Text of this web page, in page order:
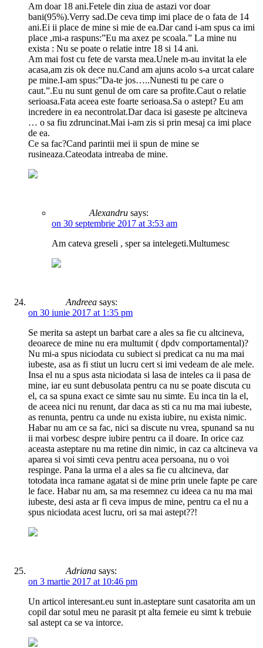
Am doar 18 ani.Fetele din ziua de astazi vor doar
bani(95%).Verry sad.De ceva timp imi place de o fata de 14
ani.Ei ii place de mine si mie de ea.Dar cand i-am spus ca imi
place ,mi-a raspuns:”Eu ma axez pe scoala.” La mine nu
exista : Nu se poate o relatie intre 18 si 14 ani.
Am mai fost cu fete de varsta mea.Unele m-au invitat la ele
acasa,am zis ok dece nu.Cand am ajuns acolo s-a urcat calare
pe mine.I-am spus:”Da-te jos…..Nunesti tu pe care o
caut.”.Eu nu sunt genul de om care sa profite.Caut o relatie
serioasa.Fata aceea este foarte serioasa.Sa o astept? Eu am
incredere in ea necontrolat.Dar daca isi gaseste pe altcineva
… o sa fiu zdruncinat.Mai i-am zis si prin mesaj ca imi place
de ea.
Ce sa fac?Cand parintii mei ii spun de mine se
rusineaza.Cateodata intreaba de mine.
Alexandru says:
on 30 septembrie 2017 at 3:53 am
Am cateva greseli , sper sa intelegeti.Multumesc
Andreea says:
on 30 iunie 2017 at 1:35 pm
Se merita sa astept un barbat care a ales sa fie cu altcineva,
deoarece de mine nu era multumit ( dpdv comportamental)?
Nu mi-a spus niciodata cu subiect si predicat ca nu ma mai
iubeste, asa as fi stiut un lucru cert si imi vedeam de ale mele.
Insa el nu a spus asta niciodata si lasa de inteles ca ii pasa de
mine, iar eu sunt debusolata pentru ca nu se poate discuta cu
el, ca sa spuna exact ce simte sau nu simte. Eu inca tin la el,
de aceea nici nu renunt, dar daca as sti ca nu ma mai iubeste,
as renunta, pentru ca unde nu exista iubire, nu exista nimic.
Habar nu am ce sa fac, nici sa discute nu vrea, spunand sa nu
ii mai vorbesc despre iubire pentru ca il doare. In orice caz
aceasta asteptare nu ma retine din nimic, in caz ca altcineva va
aparea si voi simti ceva pentru acea persoana, nu o voi
respinge. Pana la urma el a ales sa fie cu altcineva, dar
totodata inca ramane agatat si de mine prin unele fapte pe care
le face. Habar nu am, sa ma resemnez cu ideea ca nu ma mai
iubeste, desi asta ar fi ceva impus de mine, pentru ca el nu a
spus niciodata acest lucru, ori sa mai astept??!
Adriana says:
on 3 martie 2017 at 10:46 pm
Un articol interesant.eu sunt in.asteptare sunt casatorita am un
copil dar sotul meu ne parasit pt alta femeie eu simt k trebuie
sal astept ca se va intorce.